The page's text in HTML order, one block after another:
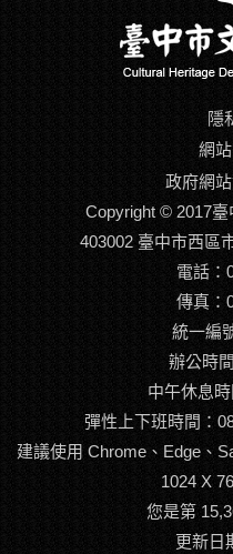
隱
網
政府網
Copyright © 2017
403002 臺中市西區
電話：
傳真：
統一編
辦公時
中午休息
彈性上下班時間：
建議使用 Chrome、Edge、
1024 X
您是第
更新日